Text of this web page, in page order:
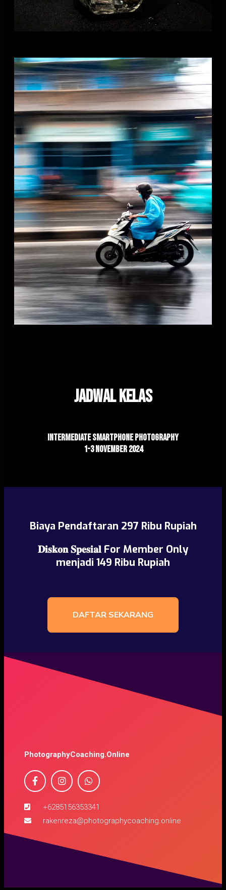
Jadwal kelas
intermEDIATE Smartphone Photography
1-3 NOVEMBER 2024
Biaya Pendaftaran 297 Ribu Rupiah
𝐃𝐢𝐬𝐤𝐨𝐧 𝐒𝐩𝐞𝐬𝐢𝐚𝐥 For Member Only
menjadi 149 Ribu Rupiah
DAFTAR SEKARANG
PhotographyCoaching.Online
+6285156353341
rakenreza@photographycoaching.online